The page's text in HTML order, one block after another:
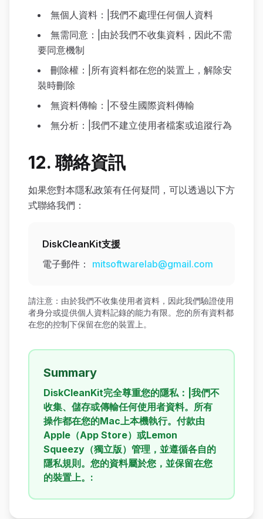
無個人資料：|我們不處理任何個人資料
無需同意：|由於我們不收集資料，因此不需
要同意機制
刪除權：|所有資料都在您的裝置上，解除安
裝時刪除
無資料傳輸：|不發生國際資料傳輸
無分析：|我們不建立使用者檔案或追蹤行為
12. 聯絡資訊
如果您對本隱私政策有任何疑問，可以透過以下方
式聯絡我們：
DiskCleanKit支援
電子郵件：
mitsoftwarelab@gmail.com
請注意：由於我們不收集使用者資料，因此我們驗證使用
者身分或提供個人資料記錄的能力有限。您的所有資料都
在您的控制下保留在您的裝置上。
Summary
DiskCleanKit完全尊重您的隱私：|我們不
收集、儲存或傳輸任何使用者資料。所有
操作都在您的Mac上本機執行。付款由
Apple（App Store）或Lemon
Squeezy（獨立版）管理，並遵循各自的
隱私規則。您的資料屬於您，並保留在您
的裝置上。 :